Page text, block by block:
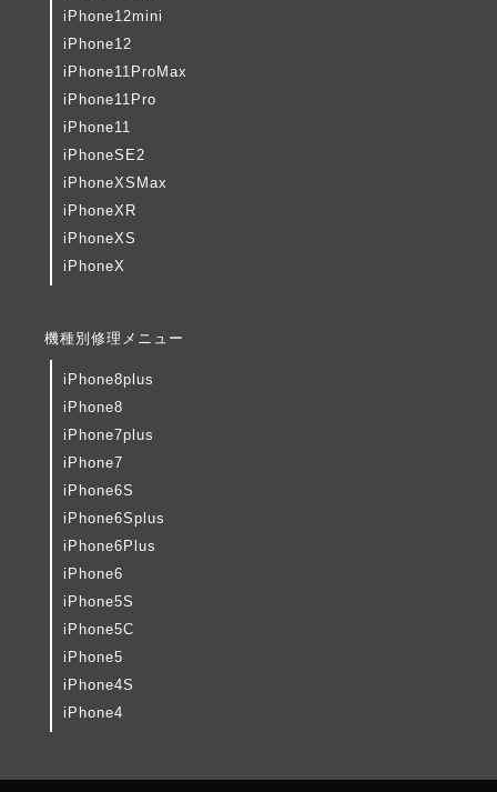
iPhone12mini
iPhone12
iPhone11ProMax
iPhone11Pro
iPhone11
iPhoneSE2
iPhoneXSMax
iPhoneXR
iPhoneXS
iPhoneX
機種別修理メニュー
iPhone8plus
iPhone8
iPhone7plus
iPhone7
iPhone6S
iPhone6Splus
iPhone6Plus
iPhone6
iPhone5S
iPhone5C
iPhone5
iPhone4S
iPhone4